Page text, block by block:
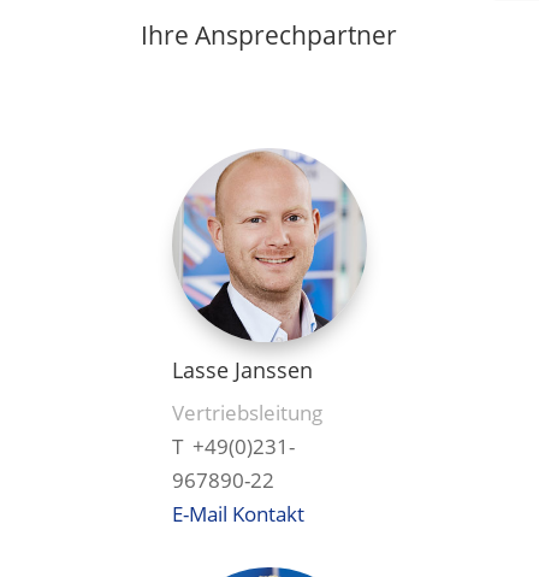
Ihre Ansprechpartner
Lasse Janssen
Vertriebsleitung
T +49(0)231-
967890-22
E-Mail Kontakt